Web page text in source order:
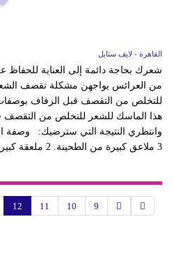
القاهرة - لايف ستايل
شعرك بحاجة دائمة إلى العناية للحفاظ
من العرائس يواجهن مشكلة تقصف
للتخلص من التقصف قبل الزفاف
هذا الماسك للشعر للتخلص من
وانتظري النتيجة التي سترضيك: وصفة
3 ملاعق كبيرة من الطحينة. 2 ملعقة كبيرة...
9
10
11
12